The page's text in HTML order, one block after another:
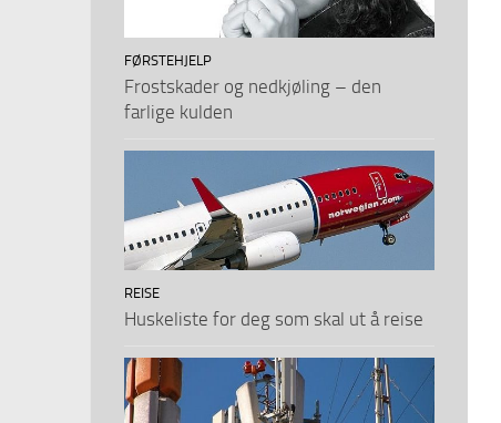
FØRSTEHJELP
Frostskader og nedkjøling – den
farlige kulden
REISE
Huskeliste for deg som skal ut å reise